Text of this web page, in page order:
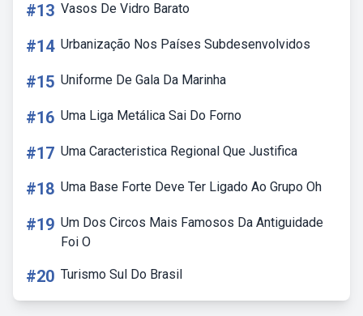
#13 Vasos De Vidro Barato
#14 Urbanização Nos Países Subdesenvolvidos
#15 Uniforme De Gala Da Marinha
#16 Uma Liga Metálica Sai Do Forno
#17 Uma Caracteristica Regional Que Justifica
#18 Uma Base Forte Deve Ter Ligado Ao Grupo Oh
#19 Um Dos Circos Mais Famosos Da Antiguidade
Foi O
#20 Turismo Sul Do Brasil